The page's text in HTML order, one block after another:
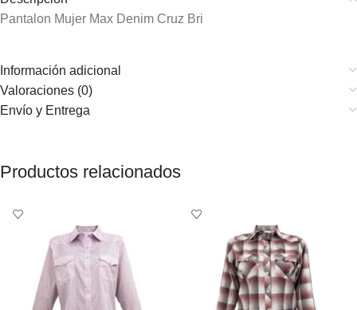
Pantalon Mujer Max Denim Cruz Bri
Información adicional
Valoraciones (0)
Envío y Entrega
Productos relacionados